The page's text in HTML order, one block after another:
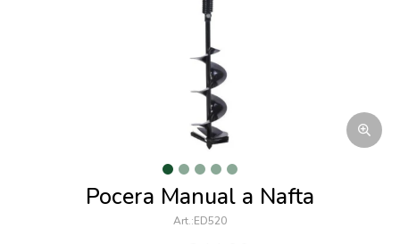
Pocera Manual a Nafta
ED520